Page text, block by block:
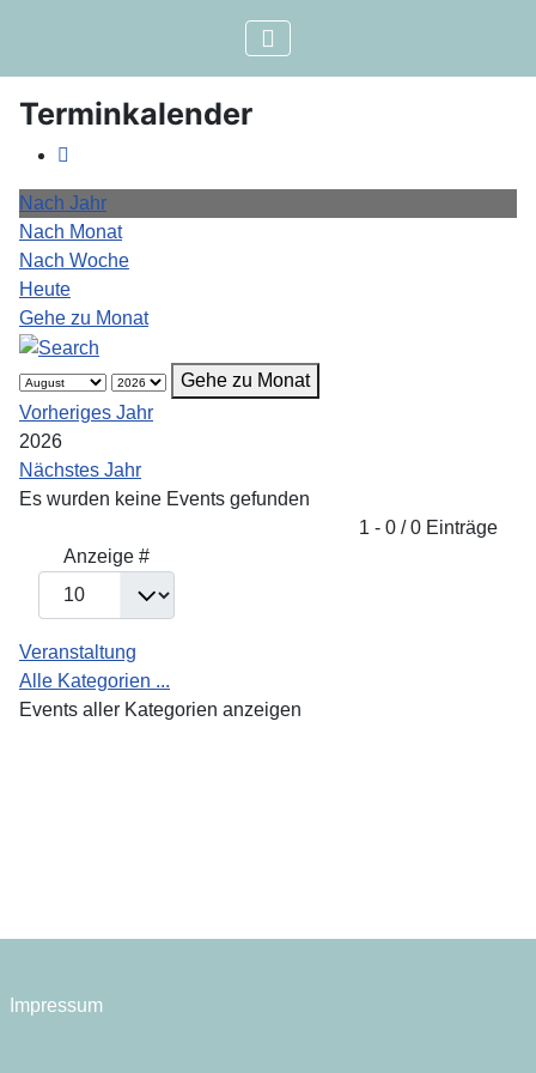
Terminkalender
Nach Jahr
Nach Monat
Nach Woche
Heute
Gehe zu Monat
Gehe zu Monat
Vorheriges Jahr
2026
Nächstes Jahr
Es wurden keine Events gefunden
1 - 0 / 0 Einträge
Anzeige #
Veranstaltung
Alle Kategorien ...
Events aller Kategorien anzeigen
Impressum